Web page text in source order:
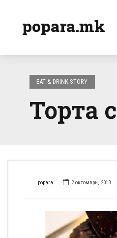
popara.mk
EAT & DRINK STORY
Торта
popara 2 октомври, 2013